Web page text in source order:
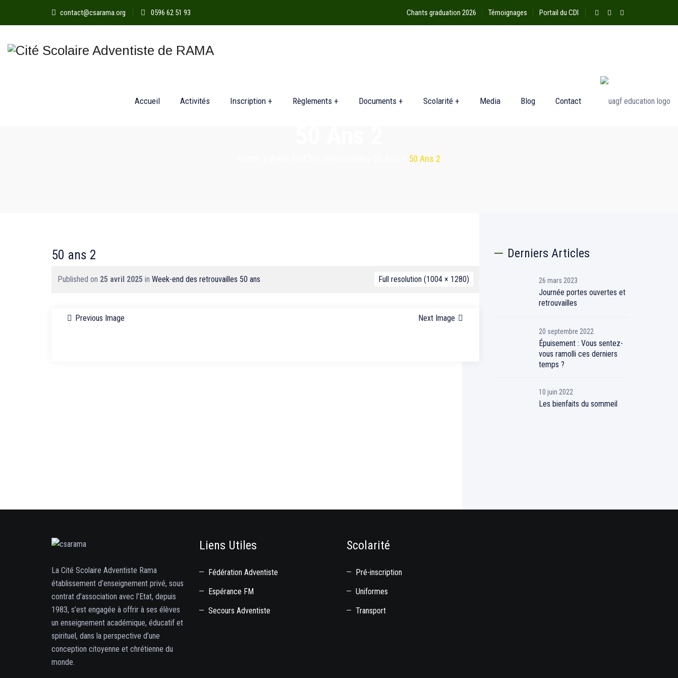
contact@csarama.org 0596 62 51 93 Chants graduation 2026 Témoignages Portail du CDI
Accueil Activités Inscription + Règlements + Documents + Scolarité + Media Blog Contact
50 Ans 2
50 ans 2
Published on 25 avril 2025 in Week-end des retrouvailles 50 ans Full resolution (1004 × 1280)
Previous Image Next Image
Derniers Articles
26 mars 2023
Journée portes ouvertes et
retrouvailles
20 septembre 2022
Épuisement : Vous sentez-
vous ramolli ces derniers
temps ?
10 juin 2022
Les bienfaits du sommeil
La Cité Scolaire Adventiste Rama
établissement d’enseignement privé, sous
contrat d’association avec l’Etat, depuis
1983, s’est engagée à offrir à ses élèves
un enseignement académique, éducatif et
spirituel, dans la perspective d’une
conception citoyenne et chrétienne du
monde.
Liens Utiles
Fédération Adventiste
Espérance FM
Secours Adventiste
Scolarité
Pré-inscription
Uniformes
Transport